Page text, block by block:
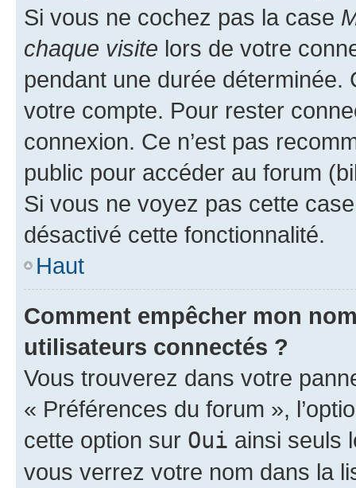
Si vous ne cochez pas la case
chaque visite lors de votre
pendant une durée déterminée.
votre compte. Pour rester
connexion. Ce n’est pas
public pour accéder au forum
Si vous ne voyez pas cette
désactivé cette fonctionnalité.
Haut
Comment empêcher mon
utilisateurs connectés ?
Vous trouverez dans votre
« Préférences du forum »,
cette option sur Oui ainsi seuls
vous verrez votre nom dans la